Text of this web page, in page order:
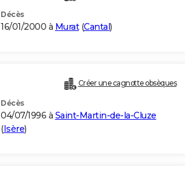
Décès
16/01/2000 à Murat(Cantal)
Créer une cagnotte obsèques
Décès
04/07/1996 à Saint-Martin-de-la-Cluze
(Isère)